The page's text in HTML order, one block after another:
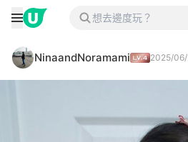
NinaandNoramami 2025/06/